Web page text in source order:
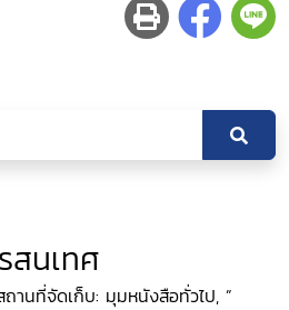
สนเทศ
านที่จัดเก็บ: มุมหนังสือทั่วไป, ”